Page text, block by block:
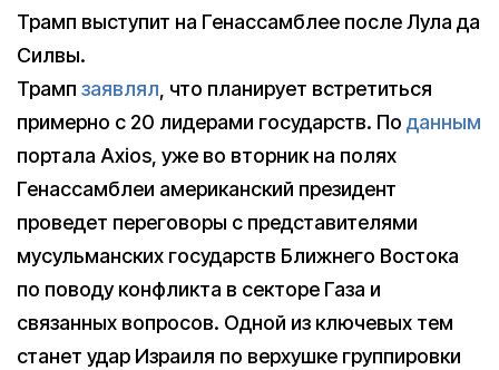
Трамп выступит на Генассамблее после Лула да
Силвы.
Трамп заявлял, что планирует встретиться
примерно с 20 лидерами государств. По данным
портала Axios, уже во вторник на полях
Генассамблеи американский президент
проведет переговоры с представителями
мусульманских государств Ближнего Востока
по поводу конфликта в секторе Газа и
связанных вопросов. Одной из ключевых тем
станет удар Израиля по верхушке группировки